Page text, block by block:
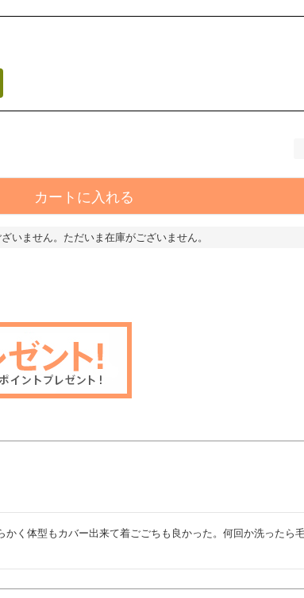
カートに入れる
いません。ただいま在庫がございません。
く体型もカバー出来て着ごごちも良かった。何回か洗ったら